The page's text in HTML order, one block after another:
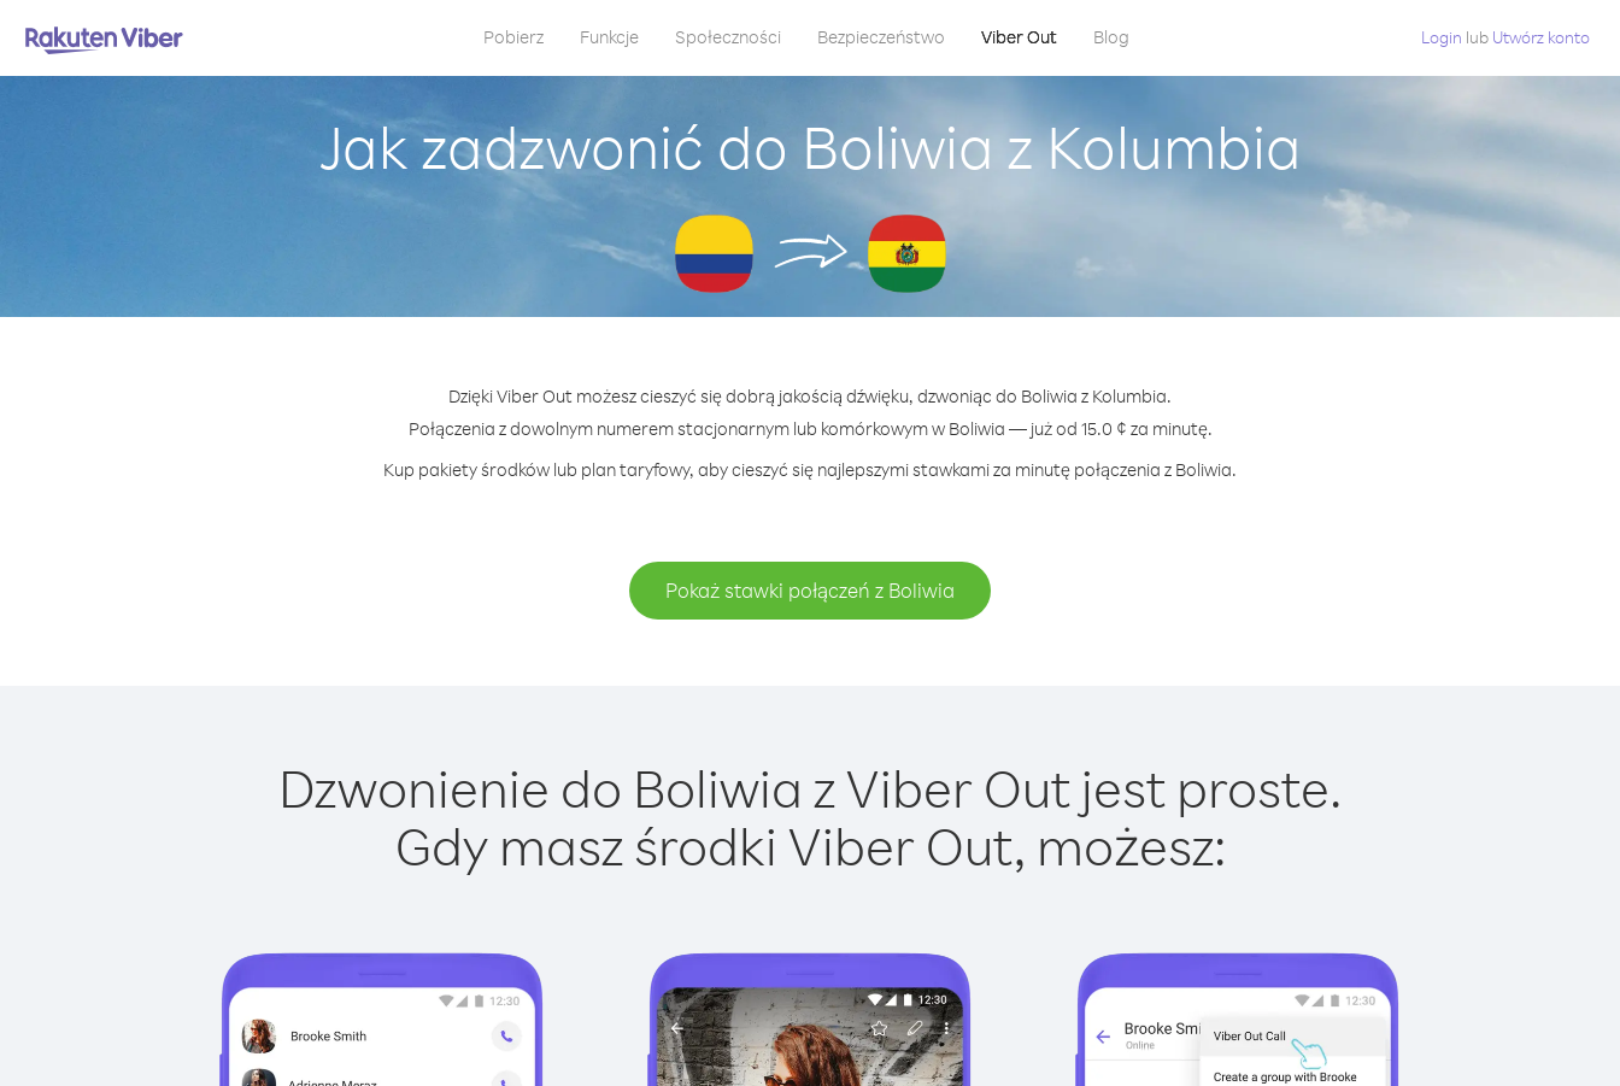
Pobierz Funkcje Społeczności Bezpieczeństwo Viber Out Blog Login lub Utwórz konto
Jak zadzwonić do Boliwia z Kolumbia
Dzięki Viber Out możesz cieszyć się dobrą jakością dźwięku, dzwoniąc do Boliwia z Kolumbia.
Połączenia z dowolnym numerem stacjonarnym lub komórkowym w Boliwia — już od 15.0 ¢ za minutę.
Kup pakiety środków lub plan taryfowy, aby cieszyć się najlepszymi stawkami za minutę połączenia z Boliwia.
Pokaż stawki połączeń z Boliwia
Dzwonienie do Boliwia z Viber Out jest proste.
Gdy masz środki Viber Out, możesz: